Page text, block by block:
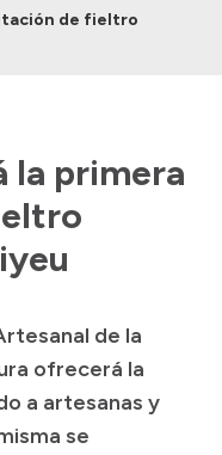
de fieltro
la primera
de la
ofrecerá la
a artesanas y
se